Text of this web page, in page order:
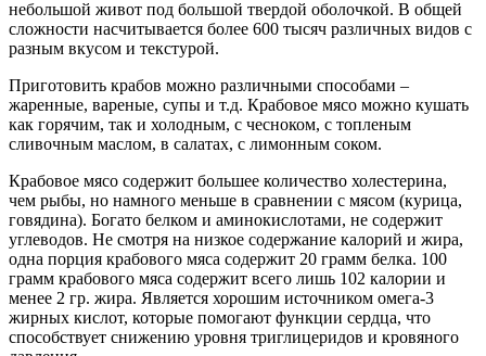
небольшой живот под большой твердой оболочкой. В общей
сложности насчитывается более 600 тысяч различных видов с
разным вкусом и текстурой.
Приготовить крабов можно различными способами –
жаренные, вареные, супы и т.д. Крабовое мясо можно кушать
как горячим, так и холодным, с чесноком, с топленым
сливочным маслом, в салатах, с лимонным соком.
Крабовое мясо содержит большее количество холестерина,
чем рыбы, но намного меньше в сравнении с мясом (курица,
говядина). Богато белком и аминокислотами, не содержит
углеводов. Не смотря на низкое содержание калорий и жира,
одна порция крабового мяса содержит 20 грамм белка. 100
грамм крабового мяса содержит всего лишь 102 калории и
менее 2 гр. жира. Является хорошим источником омега-3
жирных кислот, которые помогают функции сердца, что
способствует снижению уровня триглицеридов и кровяного